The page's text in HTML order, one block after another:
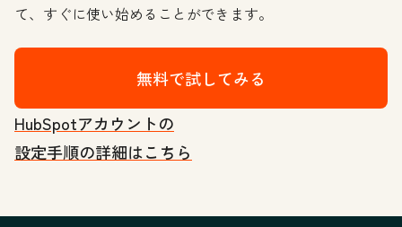
て、すぐに使い始めることができます。
無料で試してみる
HubSpotアカウントの
設定手順の詳細はこちら